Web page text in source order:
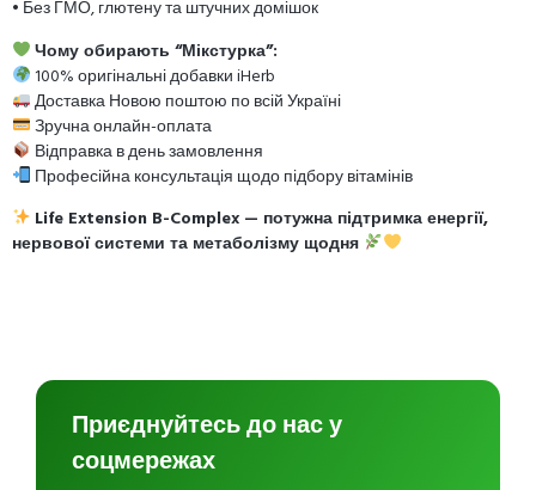
• Без ГМО, глютену та штучних домішок
Чому обирають “Мікстурка”:
100% оригінальні добавки iHerb
Доставка Новою поштою по всій Україні
Зручна онлайн-оплата
Відправка в день замовлення
Професійна консультація щодо підбору вітамінів
Life Extension B-Complex — потужна підтримка енергії,
нервової системи та метаболізму щодня
Приєднуйтесь до нас у
соцмережах